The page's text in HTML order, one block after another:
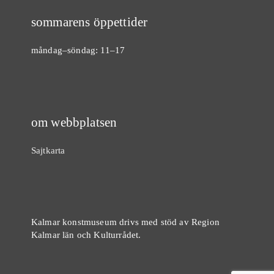
sommarens öppettider
måndag–söndag: 11–17
om webbplatsen
Sajtkarta
Kalmar konstmuseum drivs med stöd av Region
Kalmar län och Kulturrådet.